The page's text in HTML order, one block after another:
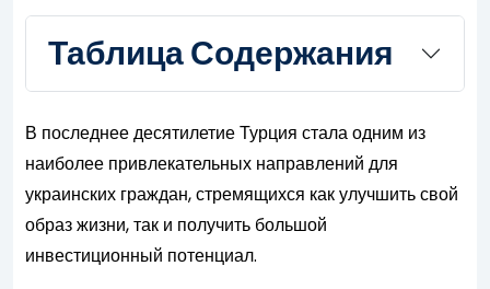
Таблица Содержания
В последнее десятилетие Турция стала одним из
наиболее привлекательных направлений для
украинских граждан, стремящихся как улучшить свой
образ жизни, так и получить большой
инвестиционный потенциал.